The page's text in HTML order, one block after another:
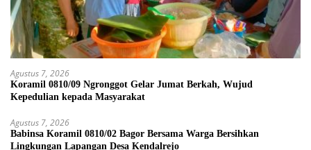
Agustus 7, 2026
Koramil 0810/09 Ngronggot Gelar Jumat Berkah, Wujud
Kepedulian kepada Masyarakat
Agustus 7, 2026
Babinsa Koramil 0810/02 Bagor Bersama Warga Bersihkan
Lingkungan Lapangan Desa Kendalrejo